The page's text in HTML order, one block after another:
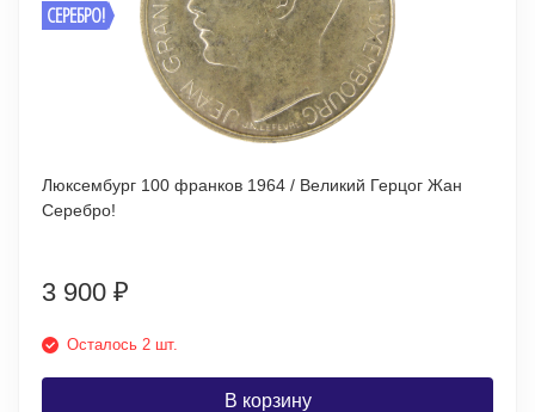
СЕРЕБРО!
Люксембург 100 франков 1964 / Великий Герцог Жан
Серебро!
3 900 ₽
Осталось 2 шт.
В корзину